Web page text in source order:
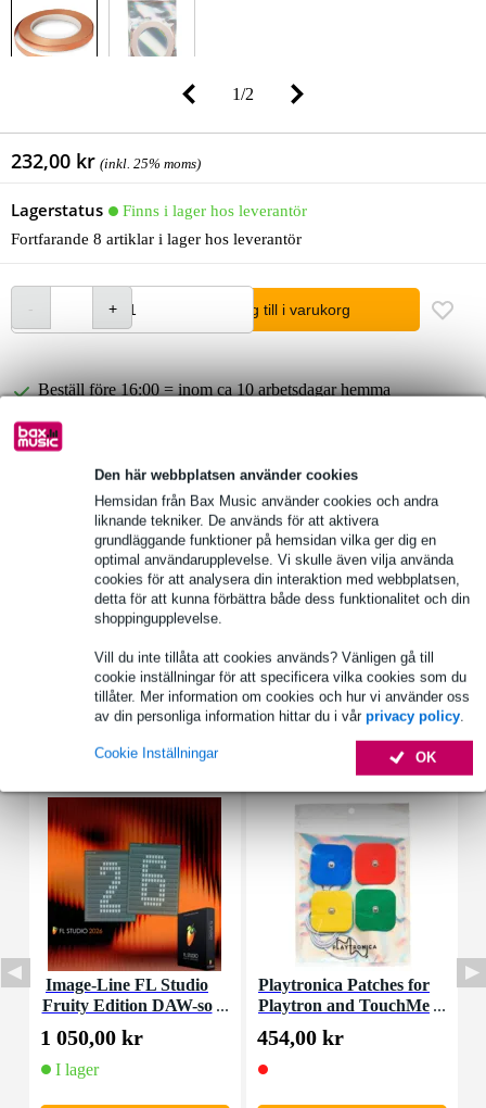
Den här webbplatsen använder cookies
Hemsidan från Bax Music använder cookies och andra
liknande tekniker. De används för att aktivera
grundläggande funktioner på hemsidan vilka ger dig en
optimal användarupplevelse. Vi skulle även vilja använda
cookies för att analysera din interaktion med webbplatsen,
detta för att kunna förbättra både dess funktionalitet och din
shoppingupplevelse.
Vill du inte tillåta att cookies används? Vänligen gå till
cookie inställningar för att specificera vilka cookies som du
tillåter. Mer information om cookies och hur vi använder oss
av din personliga information hittar du i vår privacy policy.
OK
Cookie Inställningar
1/2
232,00 kr (inkl. 25% moms)
Lagerstatus
Finns i lager hos leverantör
Fortfarande 8 artiklar i lager hos leverantör
lägg till i varukorg
Beställ före 16:00 = inom ca 10 arbetsdagar hemma
Över 48 000 artiklar i lager
Produktinformation
Playtronica Koppartejp
avsedd för icke-ledande material, i kombination med Playtron
och/eller TouchMe
Fullständiga specifikationer
Tillbehör (5)
Image-Line FL Studio
Fruity Edition DAW-so
ftware (download)
1 050,00 kr
I lager
Playtronica Patches for
Playtron and TouchMe
454,00 kr